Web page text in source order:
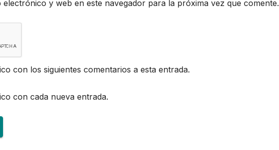
y web en este navegador para la próxima vez que comente.
con los siguientes comentarios a esta entrada.
con cada nueva entrada.